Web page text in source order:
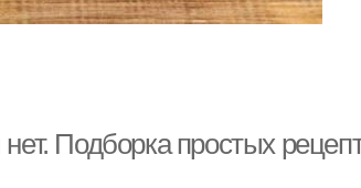
Подборка простых